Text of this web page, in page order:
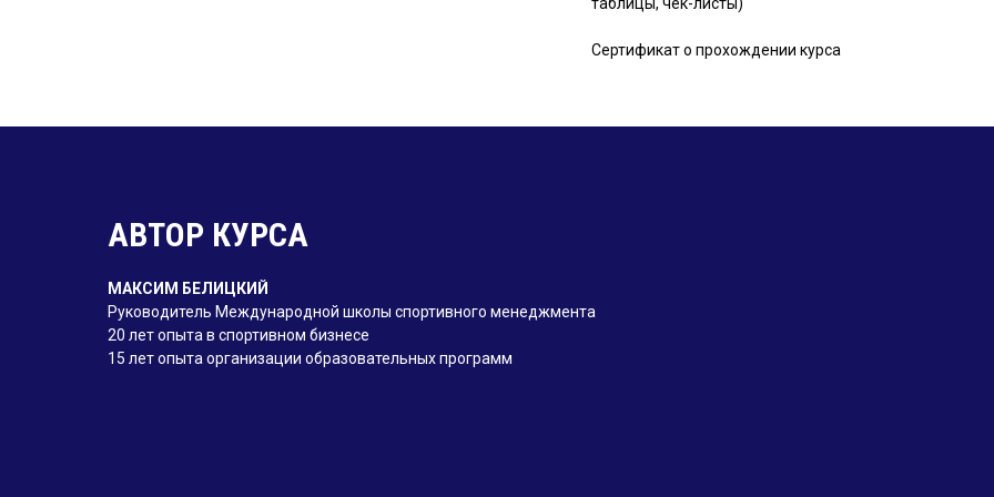
Сертификат о прохождении курса
АВТОР КУРСА
МАКСИМ БЕЛИЦКИЙ
Руководитель Международной школы спортивного менеджмента
20 лет опыта в спортивном бизнесе
15 лет опыта организации образовательных программ